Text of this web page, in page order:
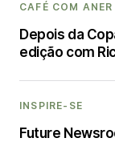
CAFÉ COM ANER
Depois da
edição com
INSPIRE-SE
Future